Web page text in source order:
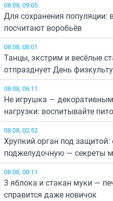
08.08, 09:05
Для сохранения популяции:
посчитают воробьёв
08.08, 08:01
Танцы, экстрим и весёлые
отпразднует День
08.08, 06:11
Не игрушка —
нагрузки: воспитывайте
08.08, 02:52
Хрупкий орган под защитой:
поджелудочную — секреты
08.08, 00:11
3 яблока и стакан муки —
справится даже новичок